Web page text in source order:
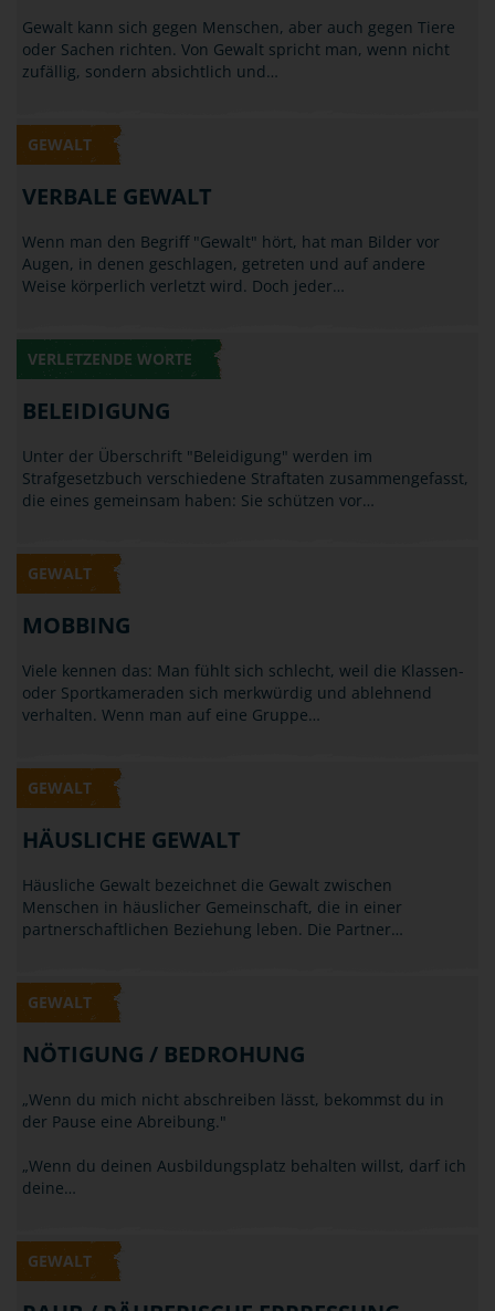
Gewalt kann sich gegen Menschen, aber auch gegen Tiere
oder Sachen richten. Von Gewalt spricht man, wenn nicht
zufällig, sondern absichtlich und…
GEWALT
VERBALE GEWALT
Wenn man den Begriff "Gewalt" hört, hat man Bilder vor
Augen, in denen geschlagen, getreten und auf andere
Weise körperlich verletzt wird. Doch jeder…
VERLETZENDE WORTE
BELEIDIGUNG
Unter der Überschrift "Beleidigung" werden im
Strafgesetzbuch verschiedene Straftaten zusammengefasst,
die eines gemeinsam haben: Sie schützen vor…
GEWALT
MOBBING
Viele kennen das: Man fühlt sich schlecht, weil die Klassen-
oder Sportkameraden sich merkwürdig und ablehnend
verhalten. Wenn man auf eine Gruppe…
GEWALT
HÄUSLICHE GEWALT
Häusliche Gewalt bezeichnet die Gewalt zwischen
Menschen in häuslicher Gemeinschaft, die in einer
partnerschaftlichen Beziehung leben. Die Partner…
GEWALT
NÖTIGUNG / BEDROHUNG
„Wenn du mich nicht abschreiben lässt, bekommst du in
der Pause eine Abreibung."
„Wenn du deinen Ausbildungsplatz behalten willst, darf ich
deine…
GEWALT